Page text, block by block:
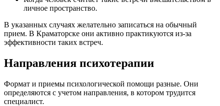
личное пространство.
В указанных случаях желательно записаться на обычный
прием. В Краматорске они активно практикуются из-за
эффективности таких встреч.
Направления психотерапии
Формат и приемы психологической помощи разные. Они
определяются с учетом направления, в котором трудится
специалист.